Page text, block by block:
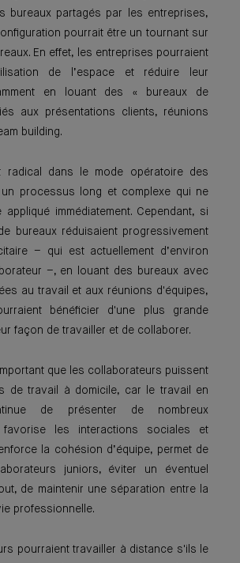
bureaux partagés par les entreprises,
pourrait être un tournant sur
En effet, les entreprises pourraient
de l’espace et réduire leur
en louant des « bureaux de
aux présentations clients, réunions
building.
radical dans le mode opératoire des
processus long et complexe qui ne
immédiatement. Cependant, si
bureaux réduisaient progressivement
– qui est actuellement d’environ
–, en louant des bureaux avec
au travail et aux réunions d'équipes,
bénéficier d'une plus grande
façon de travailler et de collaborer.
que les collaborateurs puissent
de travail à domicile, car le travail en
de présenter de nombreux
les interactions sociales et
la cohésion d’équipe, permet de
juniors, éviter un éventuel
de maintenir une séparation entre la
professionnelle.
pourraient travailler à distance s'ils le